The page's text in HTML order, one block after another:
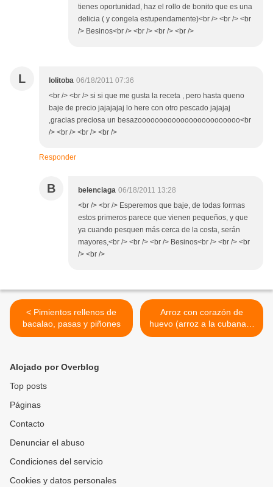
tienes oportunidad, haz el rollo de bonito que es una
delicia ( y congela estupendamente)<br /> <br /> <br
/> Besinos<br /> <br /> <br /> <br />
L lolitoba 06/18/2011 07:36
<br /> <br /> si si que me gusta la receta , pero hasta queno
baje de precio jajajajaj lo here con otro pescado jajajaj
,gracias preciosa un besazoooooooooooooooooooooooo<br
/> <br /> <br /> <br />
Responder
B belenciaga 06/18/2011 13:28
<br /> <br /> Esperemos que baje, de todas formas
estos primeros parece que vienen pequeños, y que
ya cuando pesquen más cerca de la costa, serán
mayores,<br /> <br /> <br /> Besinos<br /> <br /> <br
/> <br />
< Pimientos rellenos de
bacalao, pasas y piñones
Arroz con corazón de
huevo (arroz a la cubana?)
>
Alojado por Overblog
Top posts
Páginas
Contacto
Denunciar el abuso
Condiciones del servicio
Cookies y datos personales